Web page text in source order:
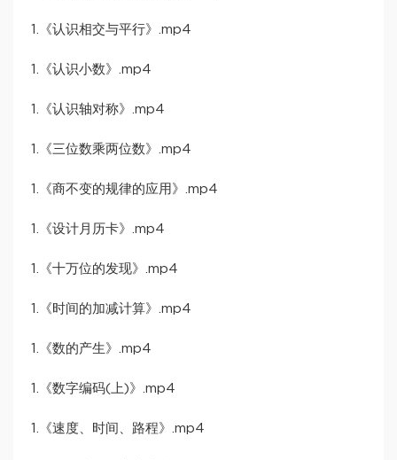
1.《认识相交与平行》.mp4
1.《认识小数》.mp4
1.《认识轴对称》.mp4
1.《三位数乘两位数》.mp4
1.《商不变的规律的应用》.mp4
1.《设计月历卡》.mp4
1.《十万位的发现》.mp4
1.《时间的加减计算》.mp4
1.《数的产生》.mp4
1.《数字编码(上)》.mp4
1.《速度、时间、路程》.mp4